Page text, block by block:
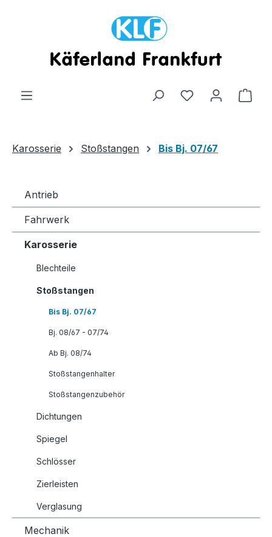
Zum Hauptinhalt springen
Karosserie Stoßstangen Bis Bj. 07/67
Antrieb
Fahrwerk
Karosserie
Blechteile
Stoßstangen
Bis Bj. 07/67
Bj. 08/67 - 07/74
Ab Bj. 08/74
Stoßstangenhalter
Stoßstangenzubehör
Dichtungen
Spiegel
Schlösser
Zierleisten
Verglasung
Mechanik